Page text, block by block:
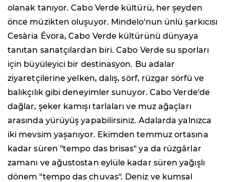
olanak tanıyor. Cabo Verde kültürü, her şeyden
önce müzikten oluşuyor. Mindelo'nun ünlü şarkıcısı
Cesària Évora, Cabo Verde kültürünü dünyaya
tanıtan sanatçılardan biri. Cabo Verde su sporları
için büyüleyici bir destinasyon. Bu adalar
ziyaretçilerine yelken, dalış, sörf, rüzgar sörfü ve
balıkçılık gibi deneyimler sunuyor. Cabo Verde'de
dağlar, şeker kamışı tarlaları ve muz ağaçları
arasında yürüyüş yapabilirsiniz. Adalarda yalnızca
iki mevsim yaşanıyor. Ekimden temmuz ortasına
kadar süren "tempo das brisas" ya da rüzgârlar
zamanı ve ağustostan eylüle kadar süren yağışlı
dönem "tempo das chuvas". Deniz ve kumsal